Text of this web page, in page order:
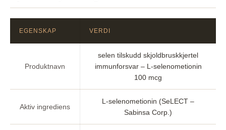
EGENSKAP VERDI
Produktnavn
selen tilskudd skjoldbruskkjertel
immunforsvar – L-selenometionin
100 mcg
Aktiv ingrediens
L-selenometionin (SeLECT –
Sabinsa Corp.)